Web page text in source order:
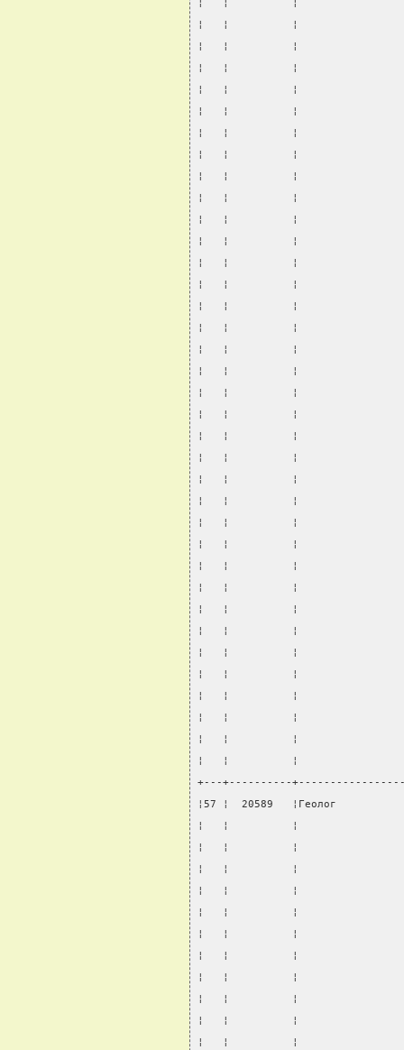
¦   ¦          ¦
¦   ¦          ¦
¦   ¦          ¦
¦   ¦          ¦
¦   ¦          ¦
¦   ¦          ¦
¦   ¦          ¦
¦   ¦          ¦
¦   ¦          ¦
¦   ¦          ¦
¦   ¦          ¦
¦   ¦          ¦
¦   ¦          ¦
¦   ¦          ¦
¦   ¦          ¦
¦   ¦          ¦
¦   ¦          ¦
¦   ¦          ¦
¦   ¦          ¦                  ¦В
¦   ¦          ¦
¦   ¦          ¦
¦   ¦          ¦
¦   ¦          ¦
¦   ¦          ¦
¦   ¦          ¦
¦   ¦          ¦
¦   ¦          ¦
¦   ¦          ¦
¦   ¦          ¦
¦   ¦          ¦
¦   ¦          ¦
¦   ¦          ¦
¦   ¦          ¦
¦   ¦          ¦
¦   ¦          ¦
¦   ¦          ¦
+---+----------
¦57 ¦  20589   ¦Геолог
¦   ¦          ¦
¦   ¦          ¦
¦   ¦          ¦
¦   ¦          ¦
¦   ¦          ¦
¦   ¦          ¦                  ¦с
¦   ¦          ¦
¦   ¦          ¦
¦   ¦          ¦
¦   ¦          ¦
¦   ¦          ¦